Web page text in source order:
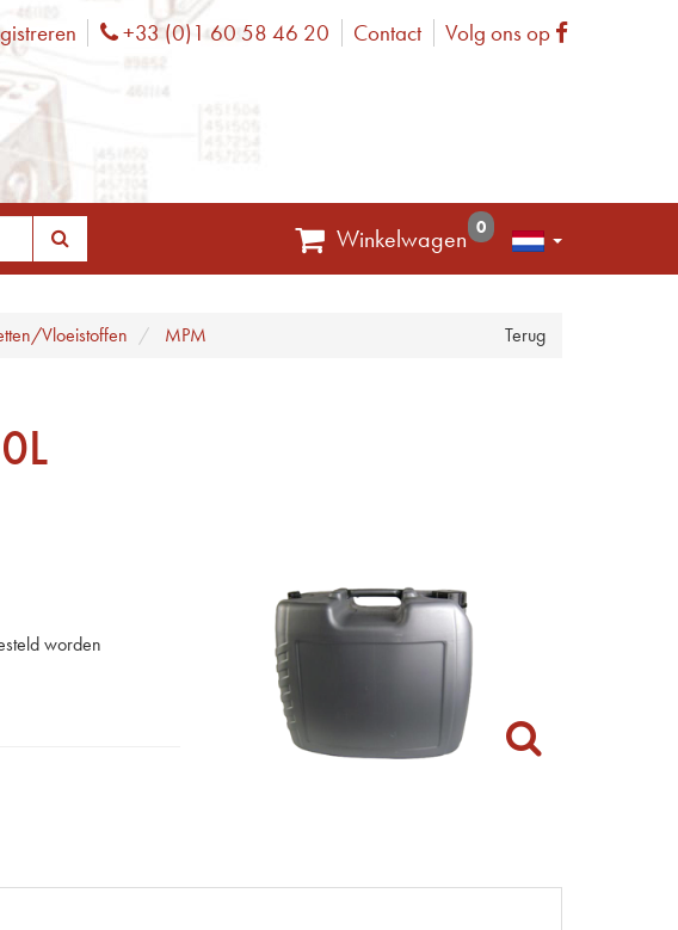
Phone
+33 (0)1 60 58 46 20 Contact Volg ons op Facebook
Winkelwagen 0
Terug
Vloeistoffen MPM
worden